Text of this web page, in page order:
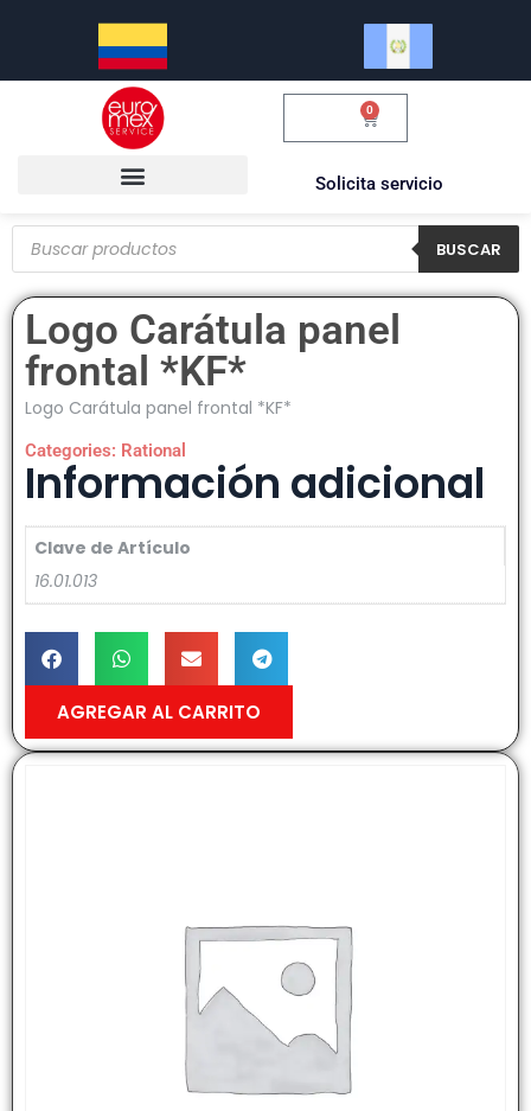
0
Solicita servicio
BUSCAR
Logo Carátula panel
frontal *KF*
Logo Carátula panel frontal *KF*
Categories: Rational
Información adicional
Clave de Artículo
16.01.013
AGREGAR AL CARRITO